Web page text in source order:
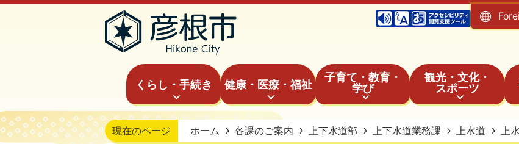
くらし・手続き 健康・医療・福祉
子育て・教育・
学び
観光・文化・
スポーツ
現在のページ ホーム 各課のご案内 上下水道部 上下水道業務課 上水道 上